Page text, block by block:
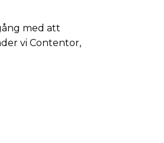
med att
vi Contentor,